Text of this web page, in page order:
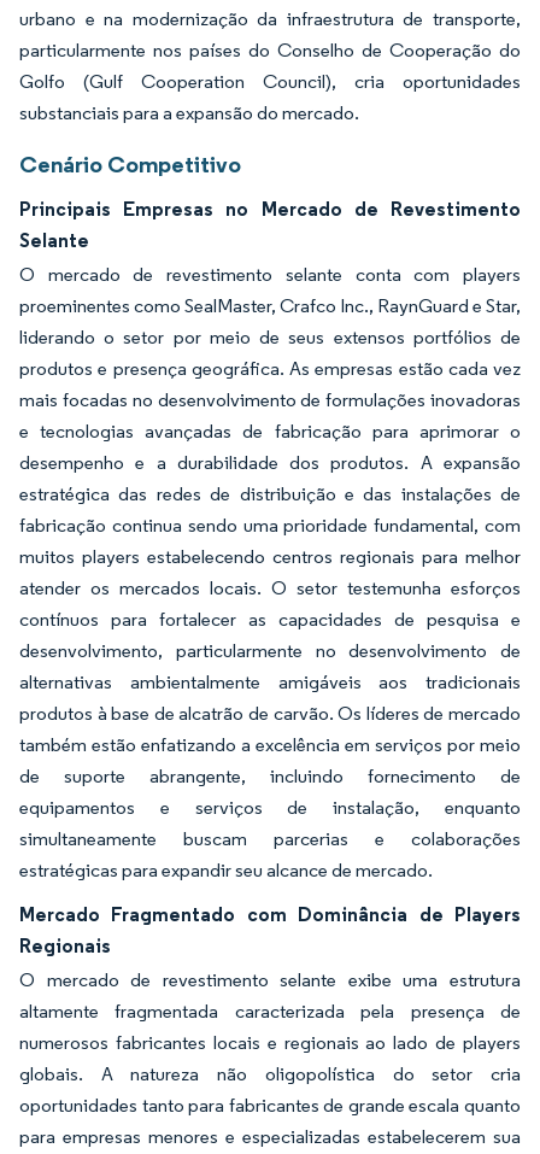
urbano e na modernização da infraestrutura de transporte,
particularmente nos países do Conselho de Cooperação do
Golfo (Gulf Cooperation Council), cria oportunidades
substanciais para a expansão do mercado.
Cenário Competitivo
Principais Empresas no Mercado de Revestimento
Selante
O mercado de revestimento selante conta com players
proeminentes como SealMaster, Crafco Inc., RaynGuard e Star,
liderando o setor por meio de seus extensos portfólios de
produtos e presença geográfica. As empresas estão cada vez
mais focadas no desenvolvimento de formulações inovadoras
e tecnologias avançadas de fabricação para aprimorar o
desempenho e a durabilidade dos produtos. A expansão
estratégica das redes de distribuição e das instalações de
fabricação continua sendo uma prioridade fundamental, com
muitos players estabelecendo centros regionais para melhor
atender os mercados locais. O setor testemunha esforços
contínuos para fortalecer as capacidades de pesquisa e
desenvolvimento, particularmente no desenvolvimento de
alternativas ambientalmente amigáveis aos tradicionais
produtos à base de alcatrão de carvão. Os líderes de mercado
também estão enfatizando a excelência em serviços por meio
de suporte abrangente, incluindo fornecimento de
equipamentos e serviços de instalação, enquanto
simultaneamente buscam parcerias e colaborações
estratégicas para expandir seu alcance de mercado.
Mercado Fragmentado com Dominância de Players
Regionais
O mercado de revestimento selante exibe uma estrutura
altamente fragmentada caracterizada pela presença de
numerosos fabricantes locais e regionais ao lado de players
globais. A natureza não oligopolística do setor cria
oportunidades tanto para fabricantes de grande escala quanto
para empresas menores e especializadas estabelecerem sua